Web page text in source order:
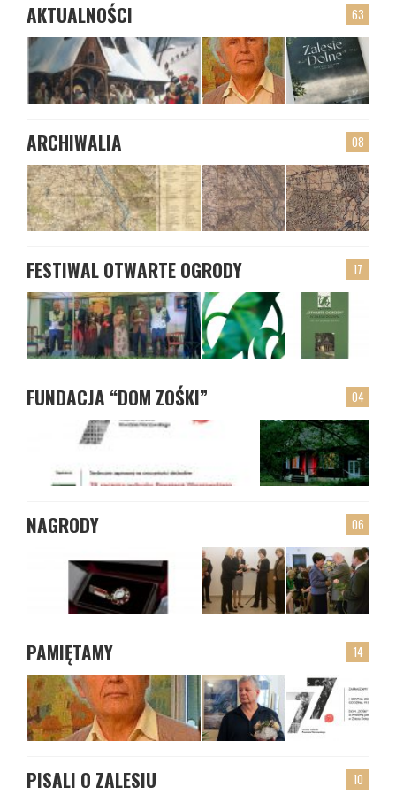
63
AKTUALNOŚCI
08
ARCHIWALIA
17
FESTIWAL OTWARTE OGRODY
04
FUNDACJA “DOM ZOŚKI”
06
NAGRODY
14
PAMIĘTAMY
10
PISALI O ZALESIU